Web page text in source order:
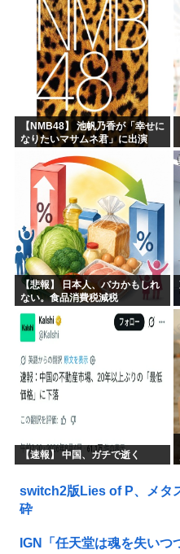
【NMB48】 池帆乃香が「幸せに
なりたいマサムネ君」に出演
【悲報】 日本人、バカかもしれ
ない。食品消費税減税
賛成してしまう
【速報】 中国、ガチで逝く
switch2版Lies of P、メタ
砕
IGN「任天堂は魂を失いつ